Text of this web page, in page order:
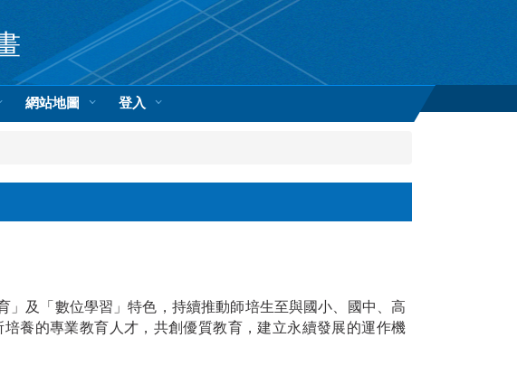
網站地圖 登入
及「數位學習」特色，持續推動師培生至與國小、國中、高
養的專業教育人才，共創優質教育，建立永續發展的運作機